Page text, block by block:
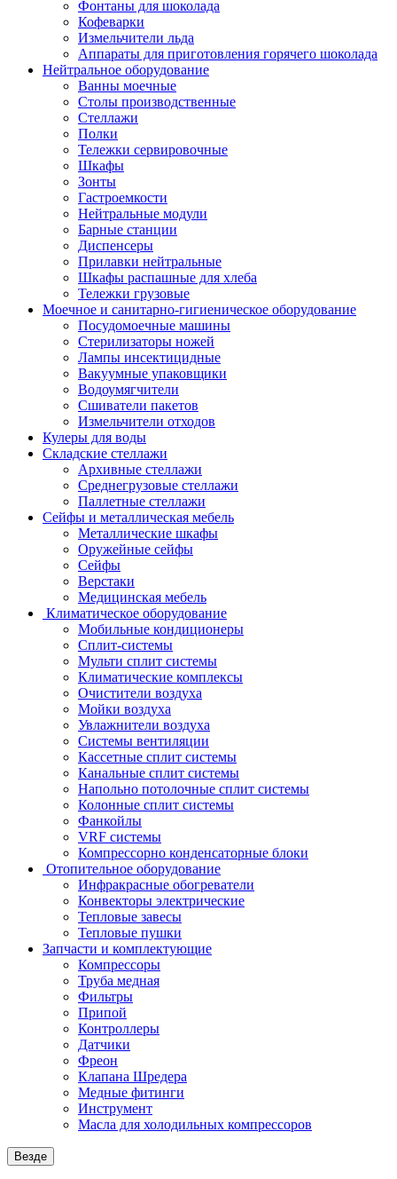
Фонтаны для шоколада
Кофеварки
Измельчители льда
Аппараты для приготовления горячего шоколада
Нейтральное оборудование
Ванны моечные
Столы производственные
Стеллажи
Полки
Тележки сервировочные
Шкафы
Зонты
Гастроемкости
Нейтральные модули
Барные станции
Диспенсеры
Прилавки нейтральные
Шкафы распашные для хлеба
Тележки грузовые
Моечное и санитарно-гигиеническое оборудование
Посудомоечные машины
Стерилизаторы ножей
Лампы инсектицидные
Вакуумные упаковщики
Водоумягчители
Сшиватели пакетов
Измельчители отходов
Кулеры для воды
Складские стеллажи
Архивные стеллажи
Среднегрузовые стеллажи
Паллетные стеллажи
Сейфы и металлическая мебель
Металлические шкафы
Оружейные сейфы
Сейфы
Верстаки
Медицинская мебель
Климатическое оборудование
Мобильные кондиционеры
Сплит-системы
Мульти сплит системы
Климатические комплексы
Очистители воздуха
Мойки воздуха
Увлажнители воздуха
Системы вентиляции
Кассетные сплит системы
Канальные сплит системы
Напольно потолочные сплит системы
Колонные сплит системы
Фанкойлы
VRF системы
Компрессорно конденсаторные блоки
Отопительное оборудование
Инфракрасные обогреватели
Конвекторы электрические
Тепловые завесы
Тепловые пушки
Запчасти и комплектующие
Компрессоры
Труба медная
Фильтры
Припой
Контроллеры
Датчики
Фреон
Клапана Шредера
Медные фитинги
Инструмент
Масла для холодильных компрессоров
Везде